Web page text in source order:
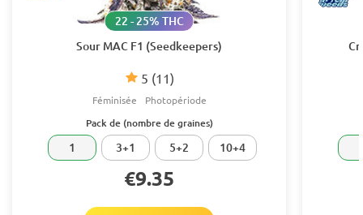
Sour MAC F1 (Seedkeepers)
5 (11)
22 - 25% THC
Féminisée Photopériode
Pack de (nombre de graines)
1 3+1 5+2 10+4
€9.35